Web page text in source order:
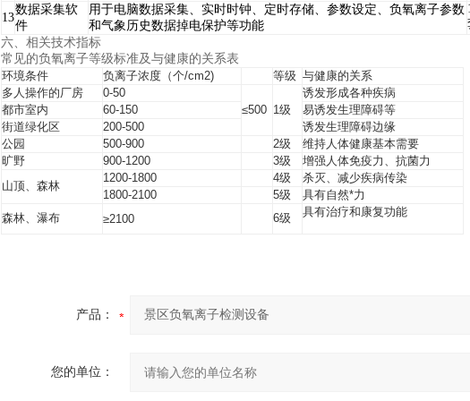
13
数据采集软
件
用于电脑数据采集、实时时钟、定时存储、参数设定、负氧离子参数
和气象历史数据掉电保护等功能
六、相关技术指标
常见的负氧离子等级标准及与健康的关系表
环境条件
负离子浓度（个/cm2) 等级 与健康的关系
多人操作的厂房
0-50
≤500 1级
诱发形成各种疾病
都市室内
60-150
易诱发生理障碍等
街道绿化区
200-500
诱发生理障碍边缘
公园
500-900 2级
维持人体健康基本需要
旷野
900-1200 3级
增强人体免疫力、抗菌力
山顶、森林
1200-1800 4级
杀灭、减少疾病传染
1800-2100
5级
具有自然*力
森林、瀑布
≥2100 6级 具有治疗和康复功能
产品：
您的单位：